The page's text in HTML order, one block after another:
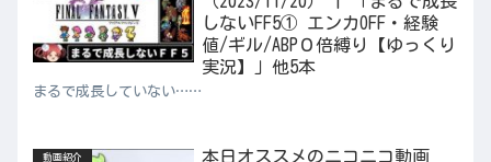
しないFF5① エンカOFF・経験
値/ギル/ABP０倍縛り【ゆっくり
実況】」他5本
まるで成長していない……
動画紹介
本日オススメのニコニコ動画